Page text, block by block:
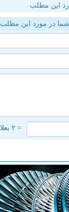
این مطلب
در مورد این مطلب
= ۲ بعلاوه ۲